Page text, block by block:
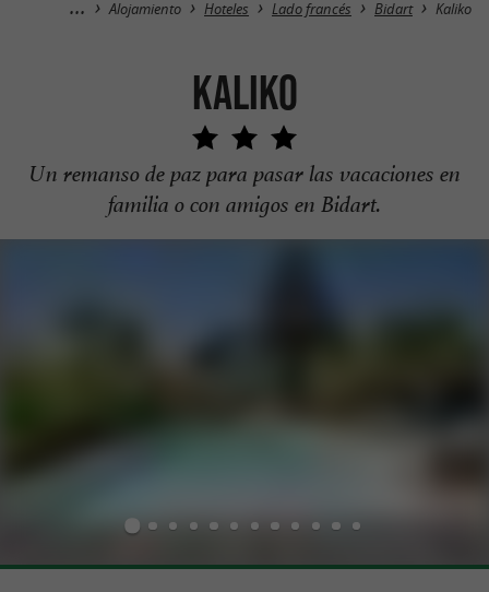
Alojamiento Hoteles Lado francés Bidart Kaliko
Kaliko
Un remanso de paz para pasar las vacaciones en
familia o con amigos en Bidart.